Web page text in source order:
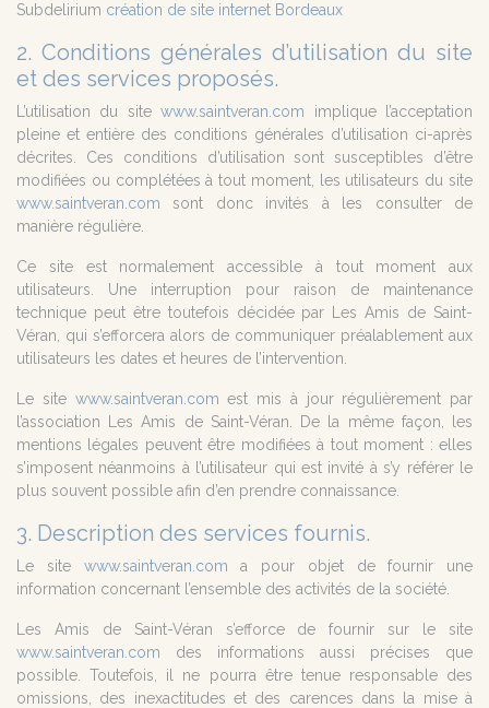
Subdelirium création de site internet Bordeaux
2. Conditions générales d’utilisation du site
et des services proposés.
L’utilisation du sitewww.saintveran.com implique l’acceptation
pleine et entière des conditions générales d’utilisation ci-après
décrites. Ces conditions d’utilisation sont susceptibles d’être
modifiées ou complétées à tout moment, les utilisateurs du site
www.saintveran.com sont donc invités à les consulter de
manière régulière.
Ce site est normalement accessible à tout moment aux
utilisateurs. Une interruption pour raison de maintenance
technique peut être toutefois décidée par Les Amis de Saint-
Véran, qui s’efforcera alors de communiquer préalablement aux
utilisateurs les dates et heures de l’intervention.
Le site www.saintveran.com est mis à jour régulièrement par
l’association Les Amis de Saint-Véran. De la même façon, les
mentions légales peuvent être modifiées à tout moment : elles
s’imposent néanmoins à l’utilisateur qui est invité à s’y référer le
plus souvent possible afin d’en prendre connaissance.
3. Description des services fournis.
Le site www.saintveran.com a pour objet de fournir une
information concernant l’ensemble des activités de la société.
Les Amis de Saint-Véran s’efforce de fournir sur le site
www.saintveran.com des informations aussi précises que
possible. Toutefois, il ne pourra être tenue responsable des
omissions, des inexactitudes et des carences dans la mise à